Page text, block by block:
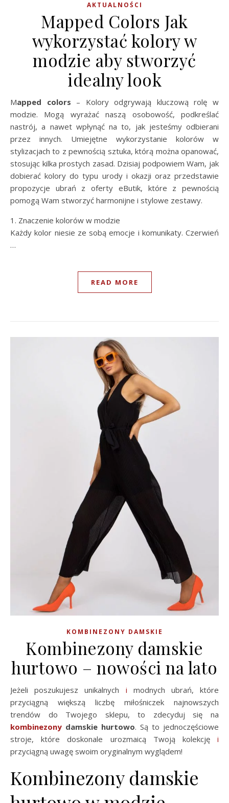
AKTUALNOŚCI
Mapped Colors Jak
wykorzystać kolory w
modzie aby stworzyć
idealny look
Mapped colors – Kolory odgrywają kluczową rolę w
modzie. Mogą wyrażać naszą osobowość, podkreślać
nastrój, a nawet wpłynąć na to, jak jesteśmy odbierani
przez innych. Umiejętne wykorzystanie kolorów w
stylizacjach to z pewnością sztuka, którą można opanować,
stosując kilka prostych zasad. Dzisiaj podpowiem Wam, jak
dobierać kolory do typu urody i okazji oraz przedstawie
propozycje ubrań z oferty eButik, które z pewnością
pomogą Wam stworzyć harmonijne i stylowe zestawy.
1. Znaczenie kolorów w modzie
Każdy kolor niesie ze sobą emocje i komunikaty. Czerwień
…
READ MORE
KOMBINEZONY DAMSKIE
Kombinezony damskie
hurtowo – nowości na lato
Jeżeli poszukujesz unikalnych i modnych ubrań, które
przyciągną większą liczbę miłośniczek najnowszych
trendów do Twojego sklepu, to zdecyduj się na
kombinezony damskie hurtowo. Są to jednoczęściowe
stroje, które doskonale urozmaicą Twoją kolekcję i
przyciągną uwagę swoim oryginalnym wyglądem!
Kombinezony damskie